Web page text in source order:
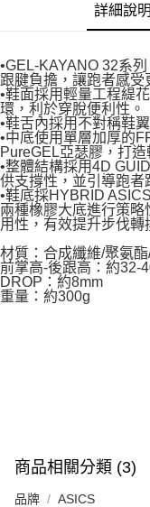
詳細說明
•GEL-KAYANO 32系
跟腱負擔，讓跑者感受
•鞋面採用輕量工程緹
環，利於穿脫便利性。
•鞋舌內採用不對稱鞋
•中底使用單層加厚的
PureGEL亞瑟膠，打
•整體結構採用4D
供支撐性，並引導跑者
•鞋底採HYBRID
兩種橡膠大底進行策
用性，有效提升步伐轉
材質：合成纖維/聚氨
前掌高-後跟高：約32-
DROP：約8mm
重量：約300g
商品相關分類 (3)
品牌 ASICS